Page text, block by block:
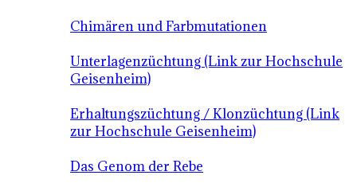
Chimären und Farbmutationen
Unterlagenzüchtung (Link zur Hochschule
Geisenheim)
Erhaltungszüchtung / Klonzüchtung (Link
zur Hochschule Geisenheim)
Das Genom der Rebe